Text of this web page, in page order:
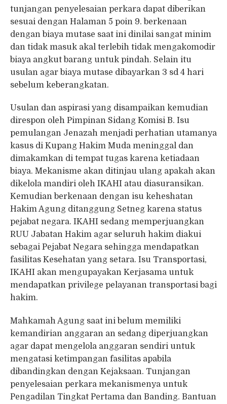
tunjangan penyelesaian perkara dapat diberikan
sesuai dengan Halaman 5 poin 9. berkenaan
dengan biaya mutase saat ini dinilai sangat minim
dan tidak masuk akal terlebih tidak mengakomodir
biaya angkut barang untuk pindah. Selain itu
usulan agar biaya mutase dibayarkan 3 sd 4 hari
sebelum keberangkatan.
Usulan dan aspirasi yang disampaikan kemudian
direspon oleh Pimpinan Sidang Komisi B. Isu
pemulangan Jenazah menjadi perhatian utamanya
kasus di Kupang Hakim Muda meninggal dan
dimakamkan di tempat tugas karena ketiadaan
biaya. Mekanisme akan ditinjau ulang apakah akan
dikelola mandiri oleh IKAHI atau diasuransikan.
Kemudian berkenaan dengan isu keheshatan
Hakim Agung ditanggung Setneg karena status
pejabat negara. IKAHI sedang memperjuangkan
RUU Jabatan Hakim agar seluruh hakim diakui
sebagai Pejabat Negara sehingga mendapatkan
fasilitas Kesehatan yang setara. Isu Transportasi,
IKAHI akan mengupayakan Kerjasama untuk
mendapatkan privilege pelayanan transportasi bagi
hakim.
Mahkamah Agung saat ini belum memiliki
kemandirian anggaran an sedang diperjuangkan
agar dapat mengelola anggaran sendiri untuk
mengatasi ketimpangan fasilitas apabila
dibandingkan dengan Kejaksaan. Tunjangan
penyelesaian perkara mekanismenya untuk
Pengadilan Tingkat Pertama dan Banding. Bantuan